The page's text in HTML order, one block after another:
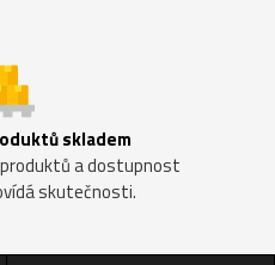
skladem
a dostupnost
skutečnosti.